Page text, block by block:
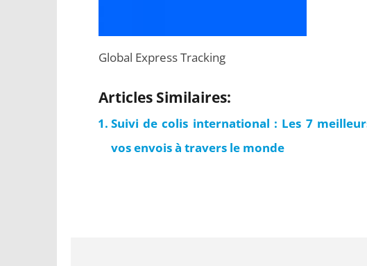
Global Express Tracking
Articles Similaires:
Suivi de colis international : Les 7
vos envois à travers le monde